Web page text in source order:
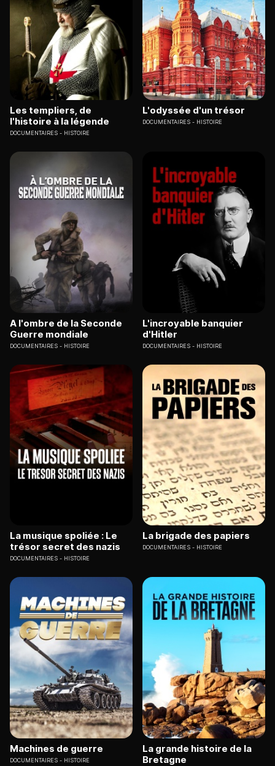
Les templiers, de
l'histoire à la légende
DOCUMENTAIRES HISTOIRE
L'odyssée d'un trésor
DOCUMENTAIRES HISTOIRE
A l'ombre de la Seconde
Guerre mondiale
DOCUMENTAIRES HISTOIRE
L'incroyable banquier
d'Hitler
DOCUMENTAIRES HISTOIRE
La musique spoliée : Le
trésor secret des nazis
DOCUMENTAIRES HISTOIRE
La brigade des papiers
DOCUMENTAIRES HISTOIRE
Machines de guerre
DOCUMENTAIRES HISTOIRE
La grande histoire de la
Bretagne